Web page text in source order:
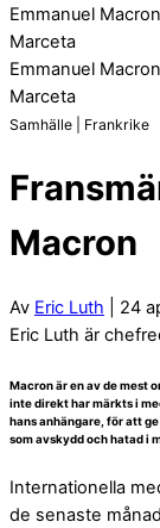
Emmanuel
Marceta
Emmanuel
Marceta
Samhälle | Frankrike
Macron
Av Eric Luth | 24
Eric Luth är
Macron är en av de mest
inte direkt har märkts i
hans anhängare, för att
som avskydd och hatad i
Internationella
de senaste